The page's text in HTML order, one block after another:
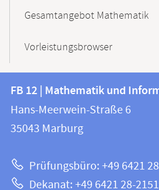
Gesamtangebot Mathematik
Vorleistungsbrowser
Kontakt
und
Informationen
Website
FB
12
|
und
Informatik
FB 12 | Mathematik und
Hans-Meerwein-Straße 6
35043 Marburg
Prüfungsbüro: +49 6421
Dekanat: +49 6421 28-